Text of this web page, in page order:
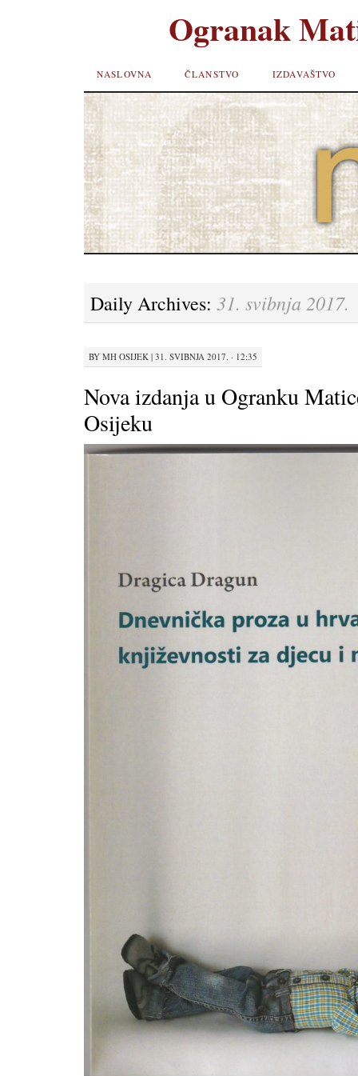
Ogranak
SKIP TO
CONTENT
NASLOVNA ČLANSTVO IZDAVAŠTVO
Daily Archives: 31. svibnja 2017.
BY MH OSIJEK | 31. SVIBNJA 2017. · 12:35
Nova izdanja u Ogranku
Osijeku